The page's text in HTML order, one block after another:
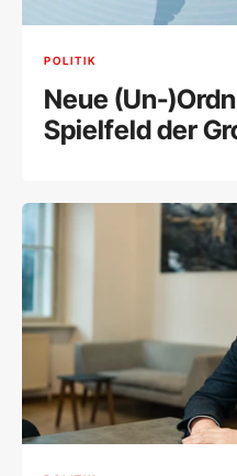
POLITIK
Neue (Un-
Spielfeld der